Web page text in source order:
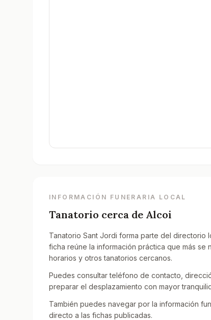
INFORMACIÓN FUNERARIA LOCAL
Tanatorio cerca de Alcoi
Tanatorio Sant Jordi forma parte del directorio
ficha reúne la información práctica que más se
horarios y otros tanatorios cercanos.
Puedes consultar teléfono de contacto,
preparar el desplazamiento con mayor
También puedes navegar por la información
directo a las fichas publicadas.